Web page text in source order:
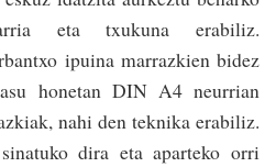
eta txukuna erabiliz.
ipuina marrazkien bidez
honetan DIN A4 neurrian
nahi den teknika erabiliz.
dira eta aparteko orri